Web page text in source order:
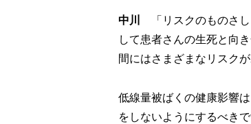
中川
「リスクのものさし
して患者さんの生死と向
間にはさまざまなリスク
低線量被ばくの健康影響
をしないようにするべき